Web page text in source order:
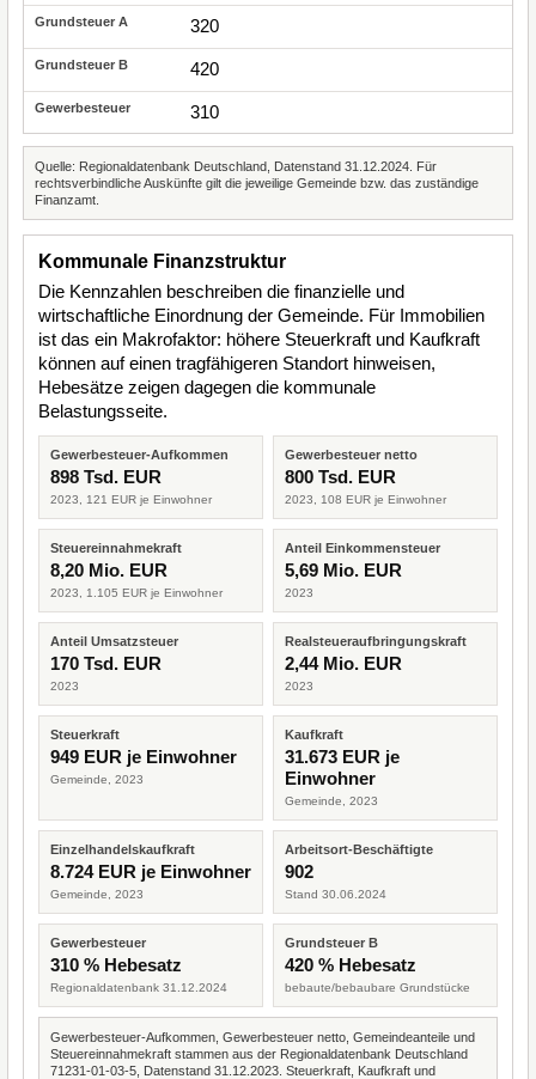
320
420
310
Quelle: Regionaldatenbank Deutschland, Datenstand 31.12.2024. Für
rechtsverbindliche Auskünfte gilt die jeweilige Gemeinde bzw. das zuständige
Finanzamt.
Kommunale Finanzstruktur
Die Kennzahlen beschreiben die finanzielle und
wirtschaftliche Einordnung der Gemeinde. Für Immobilien
ist das ein Makrofaktor: höhere Steuerkraft und Kaufkraft
können auf einen tragfähigeren Standort hinweisen,
Hebesätze zeigen dagegen die kommunale
Belastungsseite.
Gewerbesteuer-Aufkommen
898 Tsd. EUR
2023, 121 EUR je Einwohner
Gewerbesteuer netto
800 Tsd. EUR
2023, 108 EUR je Einwohner
Steuereinnahmekraft
8,20 Mio. EUR
2023, 1.105 EUR je Einwohner
Anteil Einkommensteuer
5,69 Mio. EUR
2023
Anteil Umsatzsteuer
170 Tsd. EUR
2023
Realsteueraufbringungskraft
2,44 Mio. EUR
2023
Steuerkraft
949 EUR je Einwohner
Gemeinde, 2023
Kaufkraft
31.673 EUR je
Einwohner
Gemeinde, 2023
Einzelhandelskaufkraft
8.724 EUR je Einwohner
Gemeinde, 2023
Arbeitsort-Beschäftigte
902
Stand 30.06.2024
Gewerbesteuer
310 % Hebesatz
Regionaldatenbank 31.12.2024
Grundsteuer B
420 % Hebesatz
bebaute/bebaubare Grundstücke
Gewerbesteuer-Aufkommen, Gewerbesteuer netto, Gemeindeanteile und
Steuereinnahmekraft stammen aus der Regionaldatenbank Deutschland
71231-01-03-5, Datenstand 31.12.2023. Steuerkraft, Kaufkraft und